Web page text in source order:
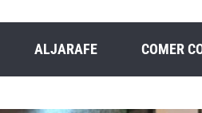
ALJARAFE COMER